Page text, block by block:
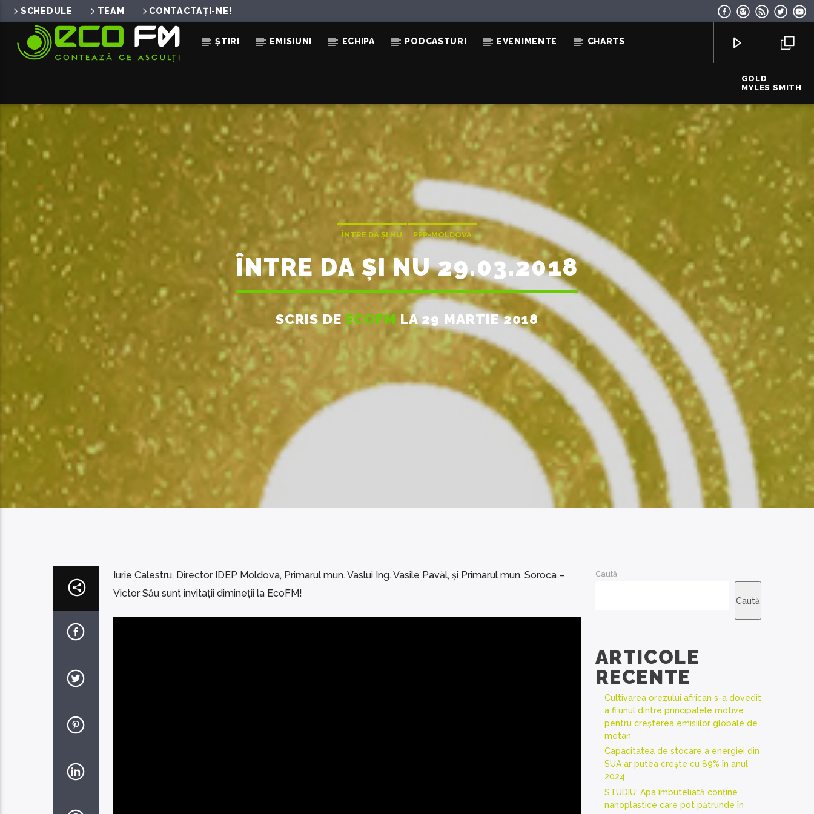
SCHEDULE TEAM CONTACTAȚI-NE!
ȘTIRI EMISIUNI ECHIPA PODCASTURI EVENIMENTE CHARTS
GOLD
MYLES SMITH
ACUM ÎN DIRECT
GOLD
MYLES SMITH
ÎNTRE DA ȘI NU PPP-MOLDOVA
ÎNTRE DA ȘI NU 29.03.2018
SCRIS DE ECOFM LA 29 MARTIE 2018
Iurie Calestru, Director IDEP Moldova, Primarul mun. Vaslui Ing. Vasile Pavăl, și Primarul mun. Soroca –
Victor Său sunt invitații dimineții la EcoFM!
Caută
Caută
ARTICOLE
RECENTE
Cultivarea orezului african s-a dovedit
a fi unul dintre principalele motive
pentru creșterea emisiilor globale de
metan
Capacitatea de stocare a energiei din
SUA ar putea crește cu 89% în anul
2024
STUDIU: Apa îmbuteliată conține
nanoplastice care pot pătrunde în